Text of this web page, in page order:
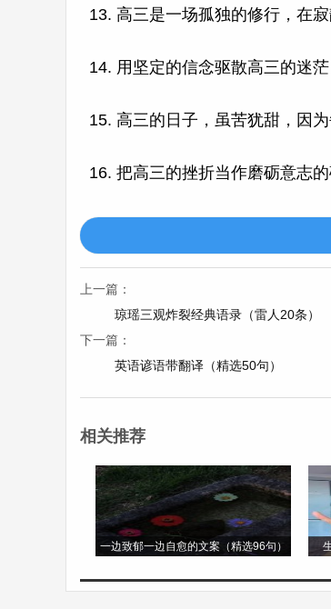
13. 高三是一场孤独的修行，在
14. 用坚定的信念驱散高三的迷
15. 高三的日子，虽苦犹甜，因
16. 把高三的挫折当作磨砺意志
17. 清晨的第一缕阳光，照亮了
19. 梦想在高三起航，努力在当
21. 不要抱怨高三的辛苦，因为
22. 以勤奋为笔，以专注为墨，
23. 高三的竞争如逆水行舟，不
24. 用汗水湿透的衣衫，见证高
上一篇：
琼瑶三观炸裂经典语录（雷人20条）
下一篇：
英语谚语带翻译（精选50句）
相关推荐
一边致郁一边自愈的文案（精选96句）